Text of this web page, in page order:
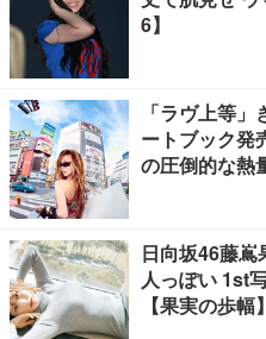
6】
「ラヴ上等
ートブック発
の圧倒的な熱
日向坂46藤
人っぽい 1st
【果実の歩幅】